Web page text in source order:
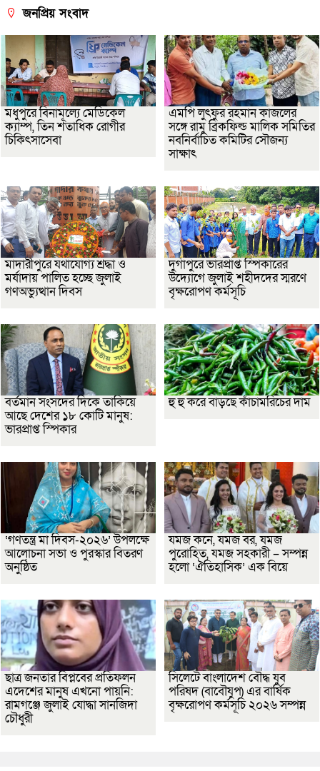
জনপ্রিয় সংবাদ
মধুপুরে বিনামূল্যে মেডিকেল
ক্যাম্প, তিন শতাধিক রোগীর
চিকিৎসাসেবা
এমপি লুৎফুর রহমান কাজলের
সঙ্গে রামু ব্রিকফিল্ড মালিক সমিতির
নবনির্বাচিত কমিটির সৌজন্য
সাক্ষাৎ
মাদারীপুরে যথাযোগ্য শ্রদ্ধা ও
মর্যাদায় পালিত হচ্ছে জুলাই
গণঅভ্যুত্থান দিবস
দুর্গাপুরে ভারপ্রাপ্ত স্পিকারের
উদ্যোগে জুলাই শহীদদের স্মরণে
বৃক্ষরোপণ কর্মসূচি
বর্তমান সংসদের দিকে তাকিয়ে
আছে দেশের ১৮ কোটি মানুষ:
ভারপ্রাপ্ত স্পিকার
হু হু করে বাড়ছে কাঁচামরিচের দাম
‘গণতন্ত্র মা দিবস-২০২৬’ উপলক্ষে
আলোচনা সভা ও পুরস্কার বিতরণ
অনুষ্ঠিত
যমজ কনে, যমজ বর, যমজ
পুরোহিত, যমজ সহকারী – সম্পন্ন
হলো ‘ঐতিহাসিক’ এক বিয়ে
ছাত্র জনতার বিপ্লবের প্রতিফলন
এদেশের মানুষ এখনো পায়নি:
রামগঞ্জে জুলাই যোদ্ধা সানজিদা
চৌধুরী
সিলেটে বাংলাদেশ বৌদ্ধ যুব
পরিষদ (বাবৌযুপ) এর বার্ষিক
বৃক্ষরোপণ কর্মসূচি ২০২৬ সম্পন্ন